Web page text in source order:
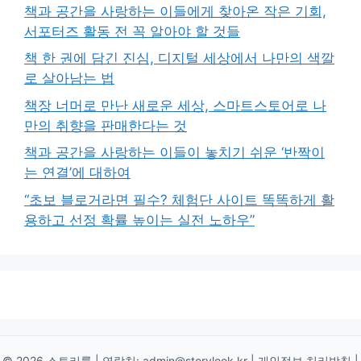
책과 공간을 사랑하는 이들에게 찾아온 작은 기회,
서포터즈 활동 전 꼭 알아야 할 것들
책 한 권에 담긴 진심, 디지털 세상에서 나만의 색깔
로 살아남는 법
책장 너머로 만난 새로운 세상, 스마트스토어로 나
만의 취향을 판매한다는 것
책과 공간을 사랑하는 이들이 놓치기 쉬운 ‘반짝이
는 연결’에 대하여
“초보 블로거라면 필수? 체험단 사이트 똑똑하게 활
용하고 선정 확률 높이는 실전 노하우”